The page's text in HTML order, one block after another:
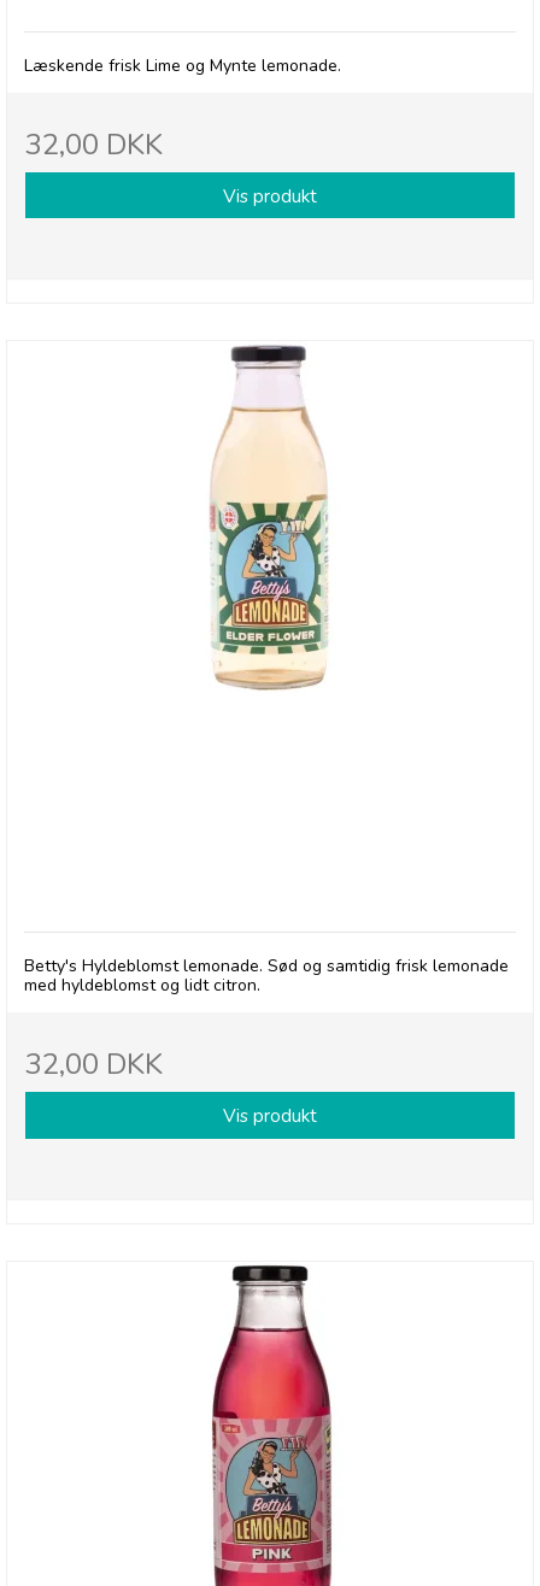
Læskende frisk Lime og Mynte lemonade.
32,00 DKK
Vis produkt
Betty's Hyldeblomst lemonade. Sød og samtidig frisk lemonade
med hyldeblomst og lidt citron.
32,00 DKK
Vis produkt